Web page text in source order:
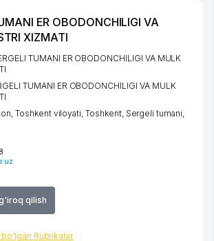
ER OBODONCHILIGI VA
XIZMATI
qilish
Rubrikalar
TUMANI ER OBODONCHILIGI VA MULK
TUMANI ER OBODONCHILIGI VA MULK
Toshkent viloyati ,Toshkent, Sergeli tumani